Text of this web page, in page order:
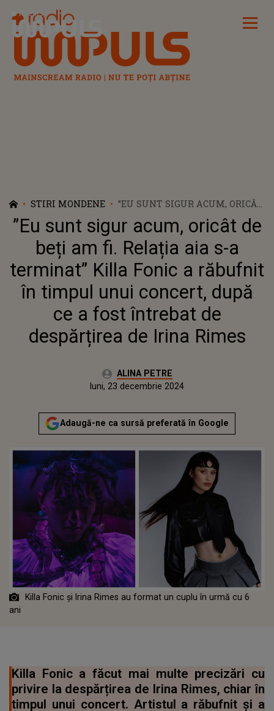
Radio Impuls
STIRI MONDENE
”EU SUNT SIGUR ACUM, ORICÂT
DE BEȚI AM FI. RELAȚIA AIA S-
A TERMINAT” KILLA FONIC A
RĂBUFNIT ÎN TIMPUL UNUI
CONCERT, DUPĂ CE A FOST
ÎNTREBAT DE DESPĂRȚIREA DE
”Eu sunt sigur acum, oricât de
beți am fi. Relația aia s-a
terminat” Killa Fonic a răbufnit
în timpul unui concert, după
ce a fost întrebat de
despărțirea de Irina Rimes
Autor:ALINA PETRE
sâmbătă, 23 decembrie 2023
Actualizat:
luni, 23 decembrie 2024
Adaugă-ne ca sursă preferată în Google
Killa Fonic și Irina Rimes au format un cuplu în urmă cu 6
ani
Killa Fonic a făcut mai multe precizări cu
privire la despărțirea de Irina Rimes, chiar în
timpul unui concert. Artistul a răbufnit și a